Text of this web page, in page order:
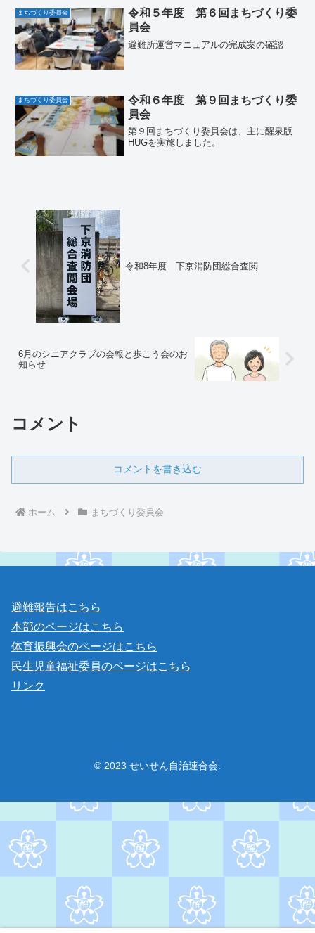
まちづくり委員会
令和５年度 第６回まちづくり委
員会
避難所運営マニュアルの完成案の確認
まちづくり委員会
令和６年度 第９回まちづくり委
員会
第９回まちづくり委員会は、主に醒泉版
HUGを実施しました。
令和8年度 下京消防団総合査閲
6月のシニアクラブの会報と歩こう会のお
知らせ
コメント
コメントを書き込む
ホーム まちづくり委員会
避難報告はこちら
本部のページはこちら
体育振興会のページはこちら
民生児童福祉委員のページはこちら
リンク
© 2023 せいせん自治連合会.